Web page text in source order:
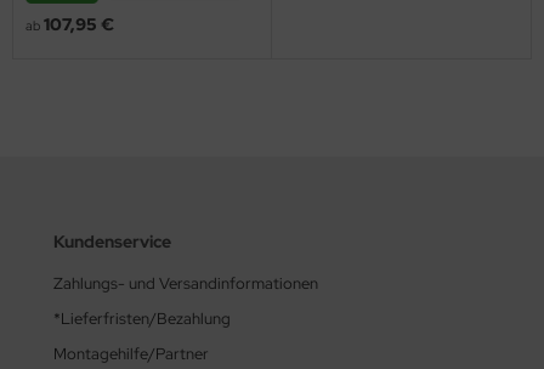
ab 107,95 €
Kundenservice
Zahlungs- und Versandinformationen
*Lieferfristen/Bezahlung
Montagehilfe/Partner